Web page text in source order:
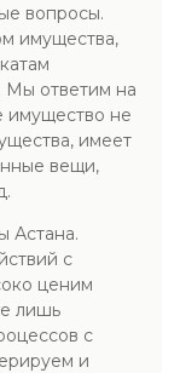
вопросы.
имущества,
ответим на
имущество не
имеет
вещи,
Астана.
с
ценим
лишь
с
и